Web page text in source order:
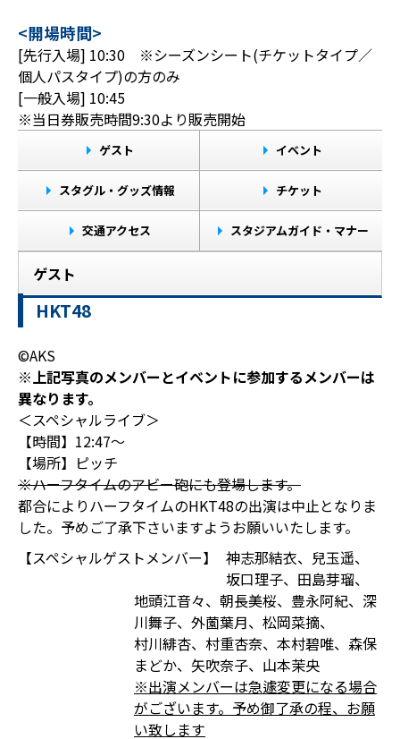
<開場時間>
[先行入場] 10:30 ※シーズンシート(チケットタイプ／
個人パスタイプ)の方のみ
[一般入場] 10:45
※当日券販売時間9:30より販売開始
ゲスト イベント
スタグル・グッズ情報 チケット
交通アクセス スタジアムガイド・マナー
ゲスト
HKT48
©AKS
※上記写真のメンバーとイベントに参加するメンバーは
異なります。
＜スペシャルライブ＞
【時間】12:47～
【場所】ピッチ
※ハーフタイムのアビー砲にも登場します。
都合によりハーフタイムのHKT48の出演は中止となりま
した。予めご了承下さいますようお願いいたします。
【スペシャルゲストメンバー】
神志那結衣、兒玉遥、
坂口理子、田島芽瑠、
地頭江音々、朝長美桜、豊永阿紀、深
川舞子、外薗葉月、松岡菜摘、
村川緋杏、村重杏奈、本村碧唯、森保
まどか、矢吹奈子、山本茉央
※出演メンバーは急遽変更になる場合
がございます。予め御了承の程、お願
い致します